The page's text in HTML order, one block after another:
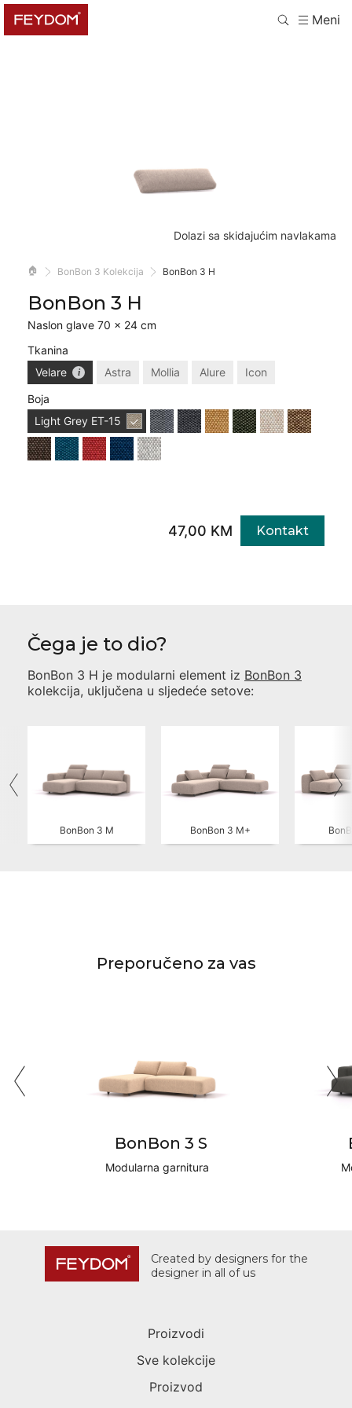
Meni
Dolazi sa skidajućim navlakama
🏠 BonBon 3 Kolekcija BonBon 3 H
BonBon 3 H
Naslon glave 70 × 24 cm
Tkanina
Velare
Astra Mollia Alure
Icon
Boja
Light Grey ET-15
47,00 KM Kontakt
Čega je to dio?
BonBon 3 H je modularni element iz BonBon 3
kolekcija, uključena u sljedeće setove:
BonBon 3 M BonBon 3 M+
Preporučeno za vas
BonBon 3 S
Modularna garnitura
Created by designers for the
designer in all of us
Proizvodi
Sve kolekcije
Proizvod